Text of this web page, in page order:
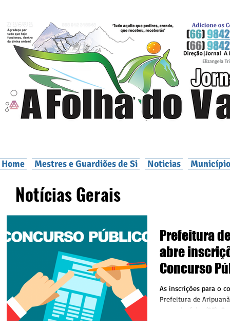
Home Mestres e Guardiões de Si Noticias
Notícias Gerais
Prefeitura
abre
Concurso
As inscrições para o
Prefeitura de
segunda-feira (25).